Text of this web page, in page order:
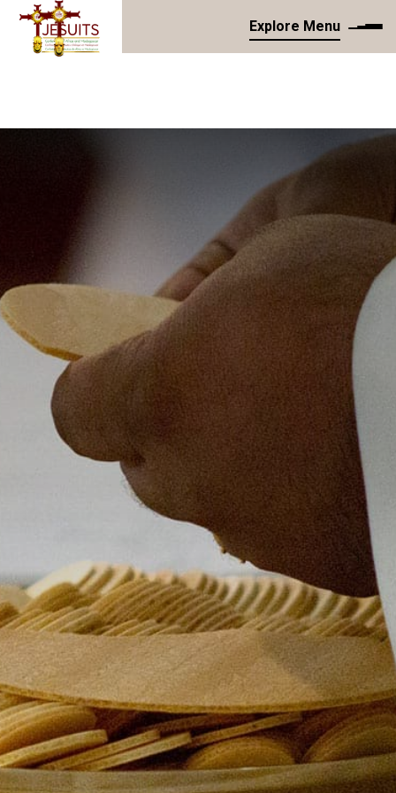
Explore Menu